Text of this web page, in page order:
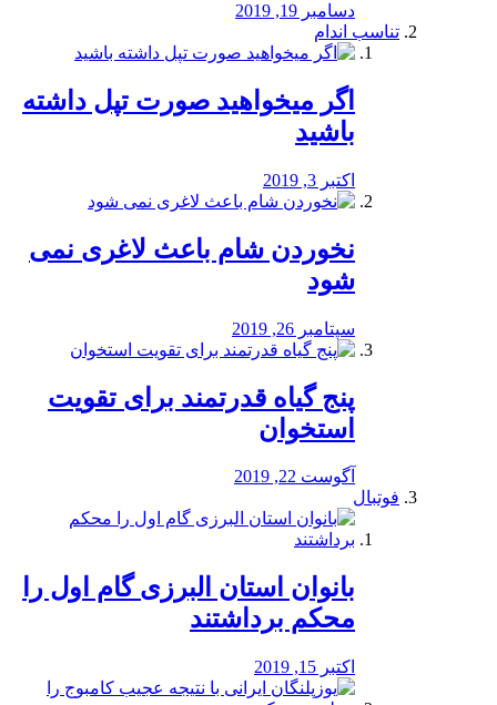
دسامبر 19, 2019
تناسب اندام
اگر میخواهید صورت تپل داشته
باشید
اکتبر 3, 2019
نخوردن شام باعث لاغری نمی
‌شود
سپتامبر 26, 2019
پنج گیاه قدرتمند برای تقویت
استخوان
آگوست 22, 2019
فوتبال
بانوان استان البرزی گام اول را
محكم برداشتند
اکتبر 15, 2019